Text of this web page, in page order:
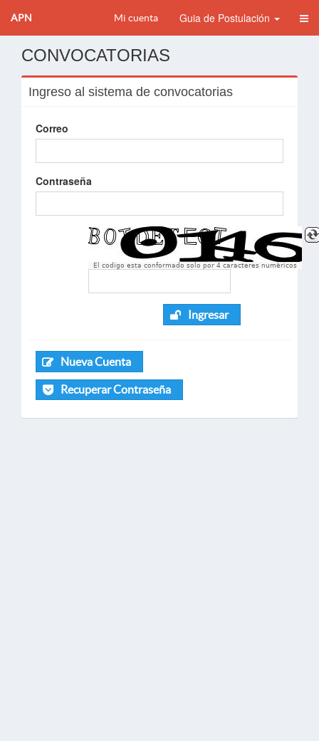
APN Mi cuenta Guia de Postulación
CONVOCATORIAS
Ingreso al sistema de convocatorias
Correo
Contraseña
El codigo esta conformado solo por 4 caracteres numèricos
Ingresar
Nueva Cuenta
Recuperar Contraseña